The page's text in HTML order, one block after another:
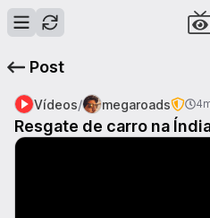
Post
Vídeos/ megaroads
Resgate de carro na